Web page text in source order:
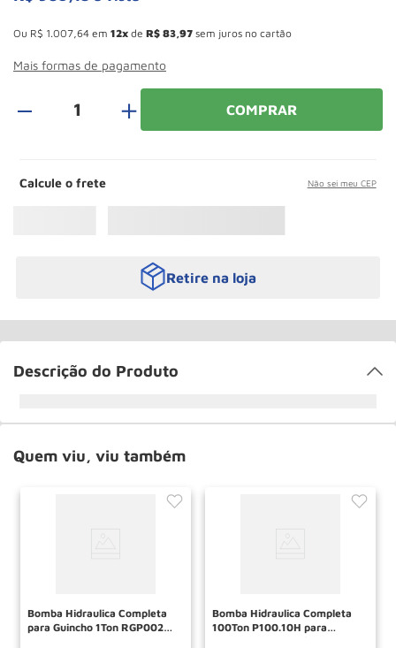
Ou R$ 1.007 64 em 12 de R$ 83 97 sem juros no cartão
Mais formas de pagamento
＋ COMPRAR
Calcule o frete Não sei meu CEP
Retire na loja
Descrição do Produto
Quem viu, viu também
Bomba Hidraulica Completa
para Guincho 1Ton RGP002
Bomba Hidraulica Completa
100Ton P100.10H para